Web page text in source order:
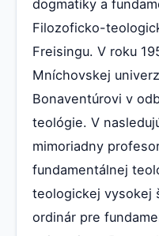
dogmatiky a
Filozoficko-
Freisingu. V roku
Mníchovskej
Bonaventúrovi v
teológie. V
mimoriadny
fundamentálnej
teologickej vysokej
ordinár pre